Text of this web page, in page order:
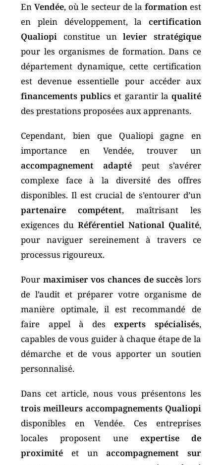
EnVendée, où le secteur de la formationest
en plein développement, la certification
Qualiopi constitue unlevier stratégique
pour les organismes de formation. Dans ce
département dynamique, cette certification
est devenue essentielle pour accéder aux
financements publics et garantir la qualité
des prestations proposées aux apprenants.
Cependant, bien que Qualiopi gagne en
importance en Vendée, trouver un
accompagnement adapté peut s’avérer
complexe face à la diversité des offres
disponibles. Il est crucial de s’entourer d’un
partenaire compétent, maîtrisant les
exigences du Référentiel National Qualité,
pour naviguer sereinement à travers ce
processus rigoureux.
Pour maximiser vos chances de succès lors
de l’audit et préparer votre organisme de
manière optimale, il est recommandé de
faire appel à desexperts spécialisés,
capables de vous guider à chaque étape de la
démarche et de vous apporter un soutien
personnalisé.
Dans cet article, nous vous présentons les
trois meilleurs accompagnements Qualiopi
disponibles en Vendée. Ces entreprises
locales proposent une expertise de
proximité et unaccompagnement sur